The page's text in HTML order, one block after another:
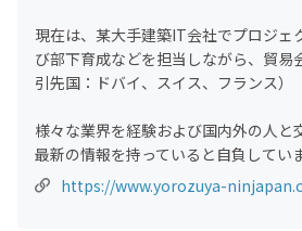
現在は、某大手建築IT会社でプロジェ
び部下育成などを担当しながら、貿易
引先国：ドバイ、スイス、フランス）
様々な業界を経験および国内外の人と
最新の情報を持っていると自負していま
https://www.yorozuya-